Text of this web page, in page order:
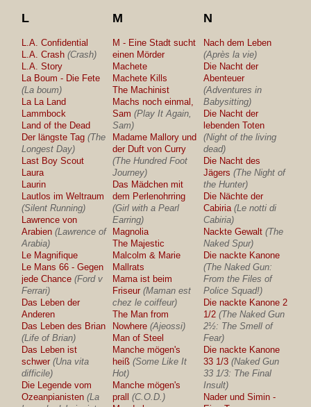
L
L.A. Confidential
L.A. Crash (Crash)
L.A. Story
La Boum - Die Fete
(La boum)
La La Land
Lammbock
Land of the Dead
Der längste Tag (The
Longest Day)
Last Boy Scout
Laura
Laurin
Lautlos im Weltraum
(Silent Running)
Lawrence von
Arabien (Lawrence of
Arabia)
Le Magnifique
Le Mans 66 - Gegen
jede Chance (Ford v
Ferrari)
Das Leben der
Anderen
Das Leben des Brian
(Life of Brian)
Das Leben ist
schwer (Una vita
difficile)
Die Legende vom
Ozeanpianisten (La
M
M - Eine Stadt sucht
einen Mörder
Machete
Machete Kills
The Machinist
Machs noch einmal,
Sam (Play It Again,
Sam)
Madame Mallory und
der Duft von Curry
(The Hundred Foot
Journey)
Das Mädchen mit
dem Perlenohrring
(Girl with a Pearl
Earring)
Magnolia
The Majestic
Malcolm & Marie
Mallrats
Mama ist beim
Friseur (Maman est
chez le coiffeur)
The Man from
Nowhere (Ajeossi)
Man of Steel
Manche mögen's
heiß (Some Like It
Hot)
Manche mögen's
prall
(C.O.D.)
N
Nach dem Leben
(Après la vie)
Die Nacht der
Abenteuer
(Adventures in
Babysitting)
Die Nacht der
lebenden Toten
(Night of the living
dead)
Die Nacht des
Jägers (The Night of
the Hunter)
Die Nächte der
Cabiria (Le notti di
Cabiria)
Nackte Gewalt (The
Naked Spur)
Die nackte Kanone
(The Naked Gun:
From the Files of
Police Squad!)
Die nackte Kanone 2
1/2 (The Naked Gun
2½: The Smell of
Fear)
Die nackte Kanone
33 1/3 (Naked Gun
33 1/3: The Final
Insult)
Nader und Simin -